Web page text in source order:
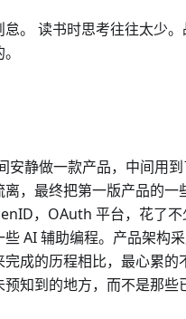
。 读书时思考往往太少
安静做一款产品，中间用
，最终把第一版产品的
，OAuth 平台，花了
AI 辅助编程。产品架构
成的历程相比，最心累的
知到的地方，而不是那些